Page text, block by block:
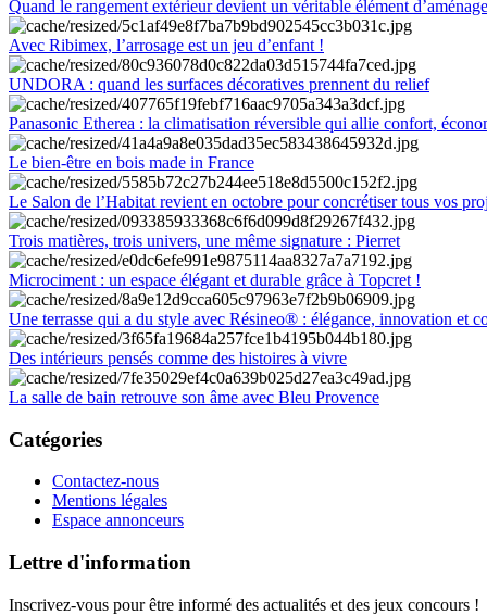
Quand le rangement extérieur devient un véritable élément
Avec Ribimex, l’arrosage est un jeu d’enfant !
UNDORA : quand les surfaces décoratives prennent du relief
Panasonic Etherea : la climatisation réversible qui allie confort,
Le bien-être en bois made in France
Le Salon de l’Habitat revient en octobre pour concrétiser tous vos
Trois matières, trois univers, une même signature : Pierret
Microciment : un espace élégant et durable grâce à Topcret !
Une terrasse qui a du style avec Résineo® : élégance, innovation et
Des intérieurs pensés comme des histoires à vivre
La salle de bain retrouve son âme avec Bleu Provence
Catégories
Contactez-nous
Mentions légales
Espace annonceurs
Lettre d'information
Inscrivez-vous pour être informé des actualités et des jeux concours !